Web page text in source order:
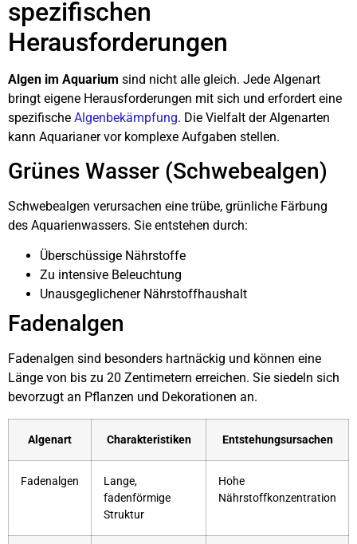
spezifischen
Herausforderungen
Algen im Aquarium sind nicht alle gleich. Jede Algenart
bringt eigene Herausforderungen mit sich und erfordert eine
spezifische Algenbekämpfung. Die Vielfalt der Algenarten
kann Aquarianer vor komplexe Aufgaben stellen.
Grünes Wasser (Schwebealgen)
Schwebealgen verursachen eine trübe, grünliche Färbung
des Aquarienwassers. Sie entstehen durch:
Überschüssige Nährstoffe
Zu intensive Beleuchtung
Unausgeglichener Nährstoffhaushalt
Fadenalgen
Fadenalgen sind besonders hartnäckig und können eine
Länge von bis zu 20 Zentimetern erreichen. Sie siedeln sich
bevorzugt an Pflanzen und Dekorationen an.
Algenart Charakteristiken Entstehungsursachen
Fadenalgen
Lange,
fadenförmige
Struktur
Hohe
Nährstoffkonzentration